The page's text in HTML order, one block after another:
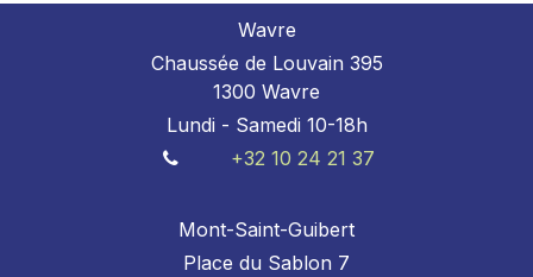
Wavre
Chaussée de Louvain 395
1300 Wavre
Lundi - Samedi 10-18h
+32 10 24 21 37
Mont-Saint-Guibert
Place du Sablon 7